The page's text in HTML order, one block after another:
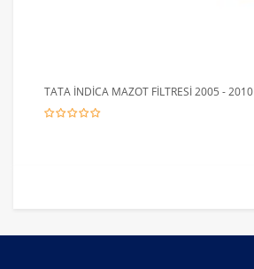
TATA İNDİCA MAZOT FİLTRESİ 2005 - 2010